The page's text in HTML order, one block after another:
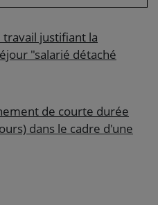
justifiant la
"salarié détaché
de courte durée
dans le cadre d'une